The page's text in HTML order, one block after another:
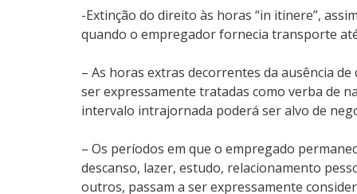
-Extinção do direito às horas “in itinere”,
quando o empregador fornecia transporte
– As horas extras decorrentes da ausência
ser expressamente tratadas como verba de
intervalo intrajornada poderá ser alvo de
– Os períodos em que o empregado
descanso, lazer, estudo, relacionamento
outros, passam a ser expressamente